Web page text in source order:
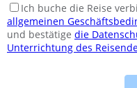
Ich buche die Reise
allgemeinen
und bestätige die
Unterrichtung des